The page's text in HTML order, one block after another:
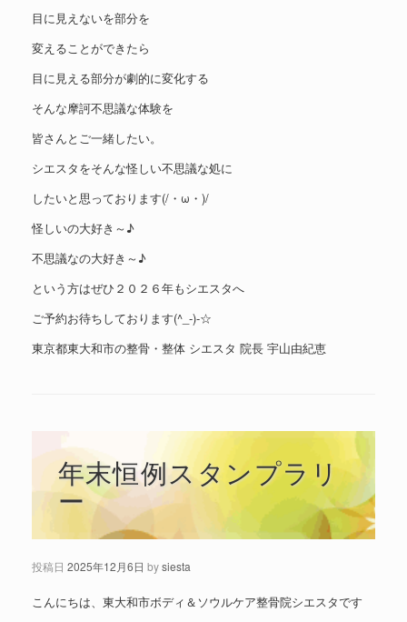
目に見えないを部分を
変えることができたら
目に見える部分が劇的に変化する
そんな摩訶不思議な体験を
皆さんとご一緒したい。
シエスタをそんな怪しい不思議な処に
したいと思っております(/・ω・)/
怪しいの大好き～♪
不思議なの大好き～♪
という方はぜひ２０２６年もシエスタへ
ご予約お待ちしております(^_-)-☆
東京都東大和市の整骨・整体 シエスタ 院長 宇山由紀恵
年末恒例スタンプラリ
ー
投稿日 2025年12月6日 bysiesta
こんにちは、東大和市ボディ＆ソウルケア整骨院シエスタです